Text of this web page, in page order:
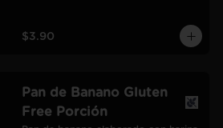
$3.90
Pan de Banano Gluten
Free Porción